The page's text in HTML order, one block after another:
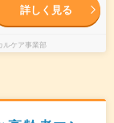
詳しく見る
ケア事業部